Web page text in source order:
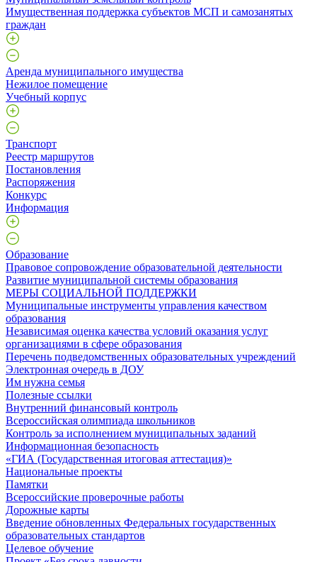
Имущественная поддержка субъектов МСП и самозанятых
граждан
Аренда муниципального имущества
Нежилое помещение
Учебный корпус
Транспорт
Реестр маршрутов
Постановления
Распоряжения
Конкурс
Информация
Образование
Правовое сопровождение образовательной деятельности
Развитие муниципальной системы образования
МЕРЫ СОЦИАЛЬНОЙ ПОДДЕРЖКИ
Муниципальные инструменты управления качеством
образования
Независимая оценка качества условий оказания услуг
организациями в сфере образования
Перечень подведомственных образовательных учреждений
Электронная очередь в ДОУ
Им нужна семья
Полезные ссылки
Внутренний финансовый контроль
Всероссийская олимпиада школьников
Контроль за исполнением муниципальных заданий
Информационная безопасность
«ГИА (Государственная итоговая аттестация)»
Национальные проекты
Памятки
Всероссийские проверочные работы
Дорожные карты
Введение обновленных Федеральных государственных
образовательных стандартов
Целевое обучение